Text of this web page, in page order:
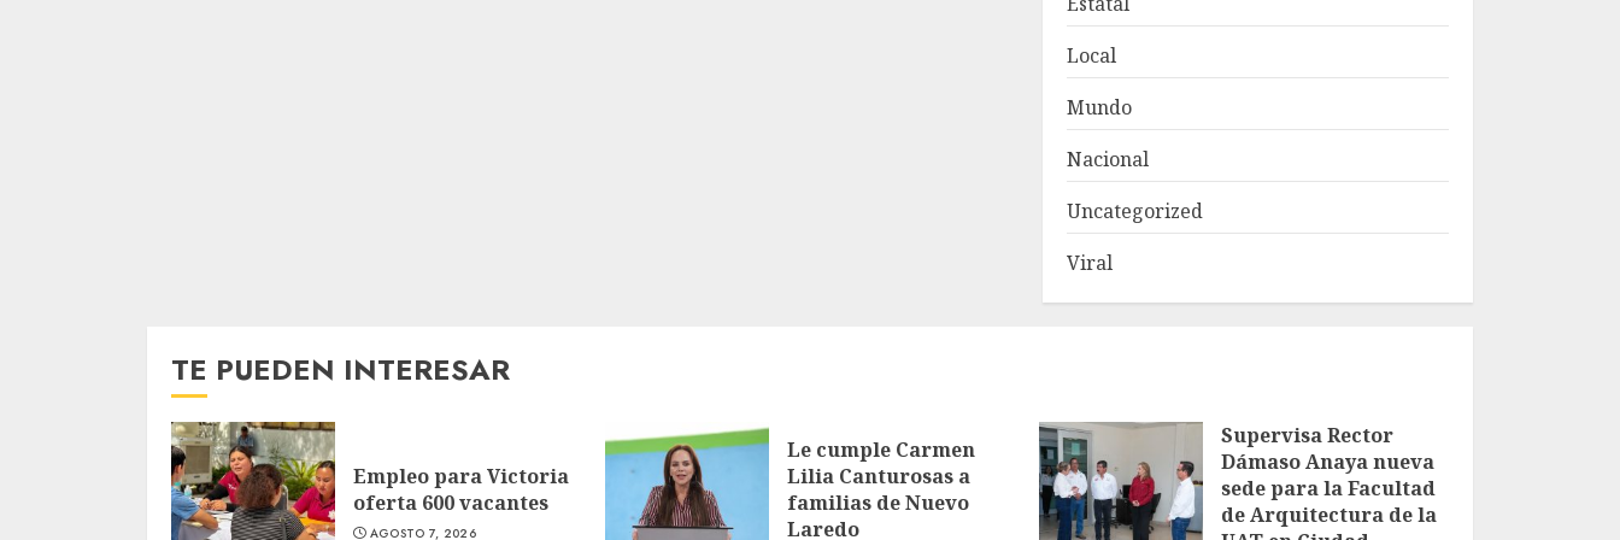
Local
Mundo
Nacional
Uncategorized
Viral
TE PUEDEN INTERESAR
Empleo para Victoria
oferta 600 vacantes
AGOSTO 7, 2026
Le cumple Carmen
Lilia Canturosas a
familias de Nuevo
Laredo
Supervisa Rector
Dámaso Anaya nueva
sede para la Facultad
de Arquitectura de la